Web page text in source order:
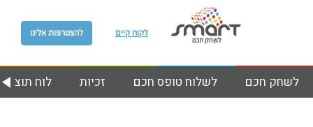
להצטרפות אלינו לקוח קיים
לוח זכיות לשלוח טופס חכם לשחק חכם